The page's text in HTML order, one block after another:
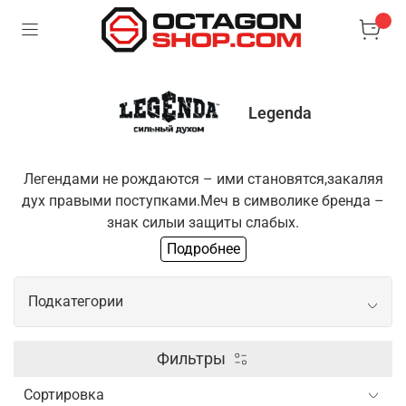
Legenda
Легендами не рождаются – ими становятся,закаляя
дух правыми поступками.Меч в символике бренда –
знак силыи защиты слабых.
Одежда "Легенда" для тех, кто выбирает
путьпреодоления и развития. Если ты разделяешь
этипринципы, ты готов стать частью нашей команды
Подробнее
Подкатегории
Боксерские перчатки
Шлем для бокса
Фильтры